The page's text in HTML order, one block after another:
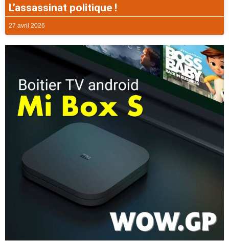
L’assassinat politique !
27 avril 2026